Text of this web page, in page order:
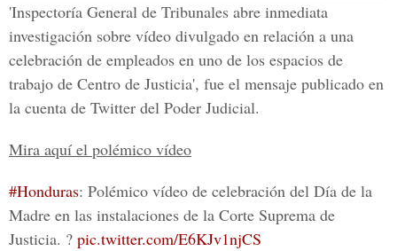
'Inspectoría General de Tribunales abre inmediata
investigación sobre vídeo divulgado en relación a una
celebración de empleados en uno de los espacios de
trabajo de Centro de Justicia', fue el mensaje publicado en
la cuenta de Twitter del Poder Judicial.
Mira aquí el polémico vídeo
#Honduras: Polémico vídeo de celebración del Día de la
Madre en las instalaciones de la Corte Suprema de
Justicia. ? pic.twitter.com/E6KJv1njCS